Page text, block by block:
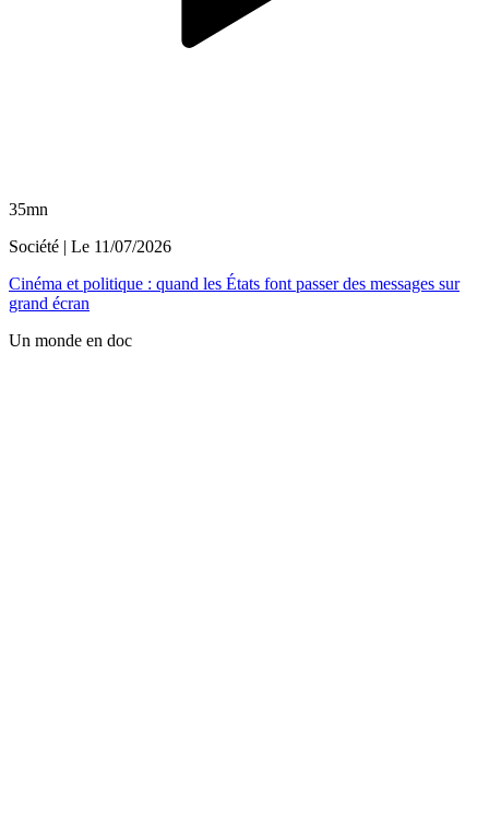
35mn
Société | Le 11/07/2026
Cinéma et politique : quand les États font passer des messages sur
grand écran
Un monde en doc